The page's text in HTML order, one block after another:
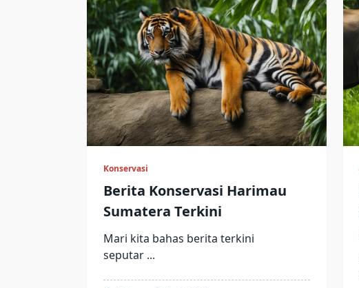
Konservasi
Berita Konservasi Harimau
Sumatera Terkini
Mari kita bahas berita terkini
seputar ...